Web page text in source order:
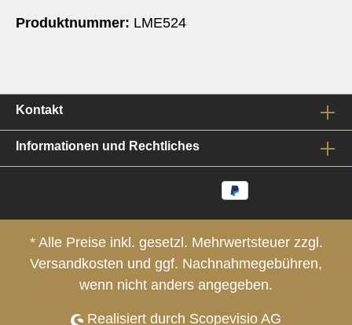
Produktnummer: LME524
Kontakt
Informationen und Rechtliches
* Alle Preise inkl. gesetzl. Mehrwertsteuer zzgl.
Versandkosten und ggf. Nachnahmegebühren,
wenn nicht anders angegeben.
Realisiert durch Scopevisio AG